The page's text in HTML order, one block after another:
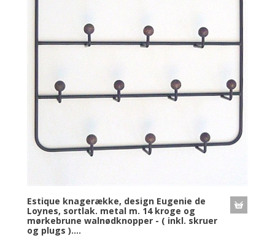
Estique knagerække, design Eugenie de
Loynes, sortlak. metal m. 14 kroge og
mørkebrune walnødknopper - ( inkl. skruer
og plugs )....